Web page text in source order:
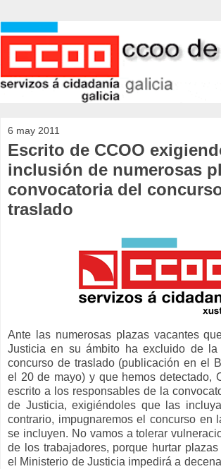
6 may 2011
Escrito de CCOO
inclusión de numerosas
convocatoria del
traslado
Ante las numerosas plazas vacantes
Justicia en su ámbito ha excluido de la
concurso de traslado (publicación en el
el 20 de mayo) y que hemos detectado,
escrito a los responsables de la
de Justicia, exigiéndoles que las
contrario, impugnaremos el concurso en
se incluyen. No vamos a tolerar
de los trabajadores, porque hurtar
el Ministerio de Justicia impedirá a